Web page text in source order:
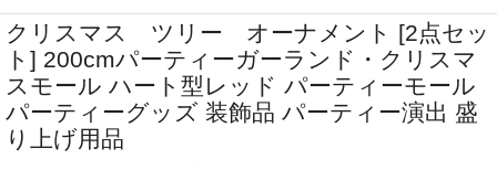
クリスマス ツリー オーナメント [2点セッ
ト] 200cmパーティーガーランド・クリスマ
スモール ハート型レッド パーティーモール
パーティーグッズ 装飾品 パーティー演出 盛
り上げ用品